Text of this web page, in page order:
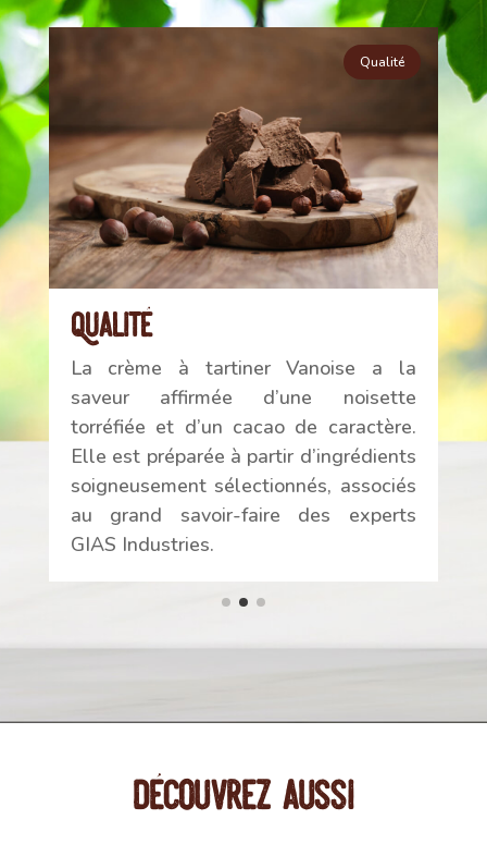
Qualité
Qualité
La crème à tartiner Vanoise a la
saveur affirmée d’une noisette
torréfiée et d’un cacao de caractère.
Elle est préparée à partir d’ingrédients
soigneusement sélectionnés, associés
au grand savoir-faire des experts
GIAS Industries.
Découvrez aussi